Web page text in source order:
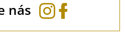
nás